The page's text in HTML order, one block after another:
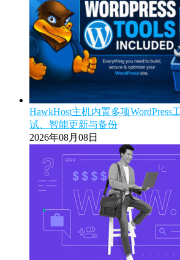
HawkHost主机内置多项WordPress
试、智能更新与备份
2026年08月08日